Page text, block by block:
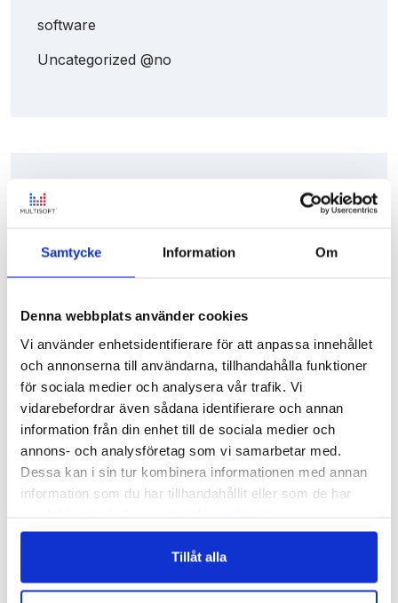
Samtycke Information Om
Denna webbplats använder cookies
Vi använder enhetsidentifierare för att anpassa innehållet
och annonserna till användarna, tillhandahålla funktioner
för sociala medier och analysera vår trafik. Vi
vidarebefordrar även sådana identifierare och annan
information från din enhet till de sociala medier och
annons- och analysföretag som vi samarbetar med.
Dessa kan i sin tur kombinera informationen med annan
information som du har tillhandahållit eller som de har
Läs vårIntegritetspolicy
CookiesTillåt alla
software
Uncategorized @no
Search
Recent News
Keep Your Business Safe
Ensure High…
april 10, 2021